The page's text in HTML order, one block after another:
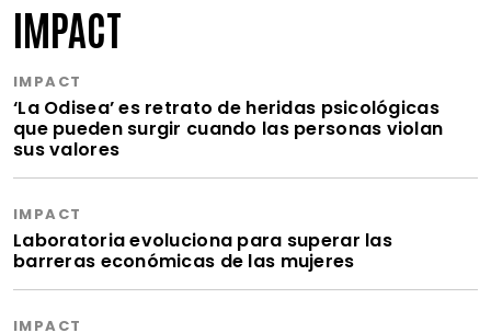
IMPACT
IMPACT
‘La Odisea’ es retrato de heridas psicológicas
que pueden surgir cuando las personas violan
sus valores
IMPACT
Laboratoria evoluciona para superar las
barreras económicas de las mujeres
IMPACT